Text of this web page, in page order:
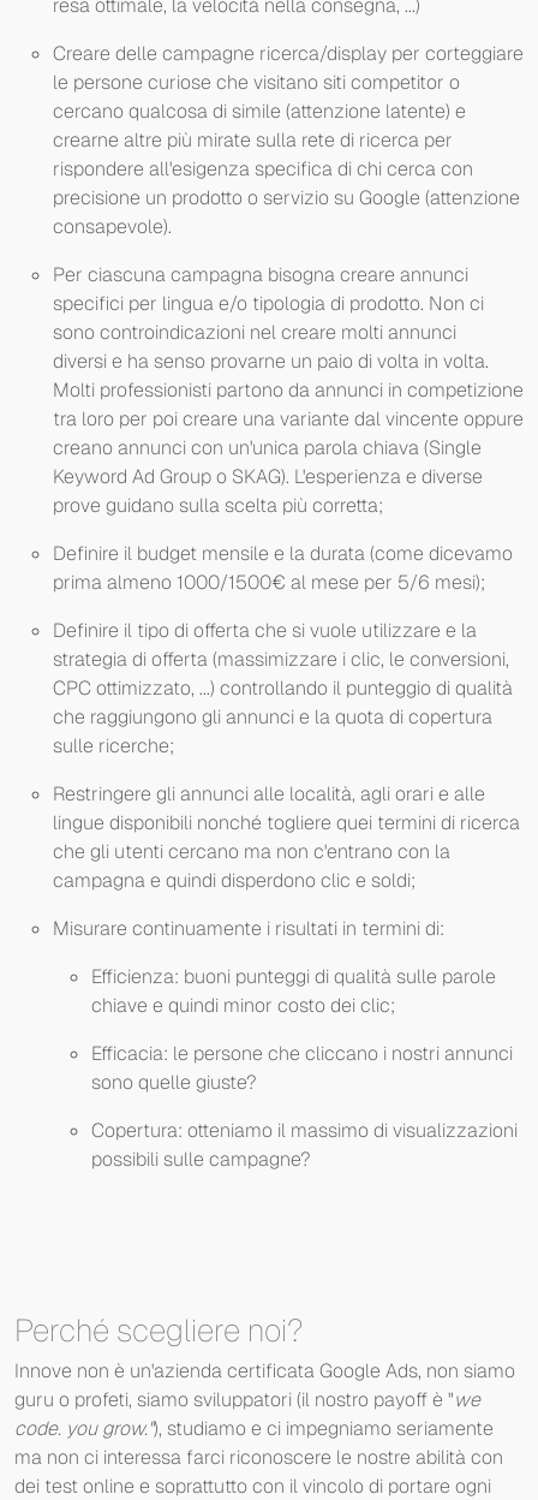
resa ottimale, la velocità nella consegna, ...)
Creare delle campagne ricerca/display per corteggiare
le persone curiose che visitano siti competitor o
cercano qualcosa di simile (attenzione latente) e
crearne altre più mirate sulla rete di ricerca per
rispondere all'esigenza specifica di chi cerca con
precisione un prodotto o servizio su Google (attenzione
consapevole).
Per ciascuna campagna bisogna creare annunci
specifici per lingua e/o tipologia di prodotto. Non ci
sono controindicazioni nel creare molti annunci
diversi e ha senso provarne un paio di volta in volta.
Molti professionisti partono da annunci in competizione
tra loro per poi creare una variante dal vincente oppure
creano annunci con un'unica parola chiava (Single
Keyword Ad Group o SKAG). L'esperienza e diverse
prove guidano sulla scelta più corretta;
Definire il budget mensile e la durata (come dicevamo
prima almeno 1000/1500€ al mese per 5/6 mesi);
Definire il tipo di offerta che si vuole utilizzare e la
strategia di offerta (massimizzare i clic, le conversioni,
CPC ottimizzato, ...) controllando il punteggio di qualità
che raggiungono gli annunci e la quota di copertura
sulle ricerche;
Restringere gli annunci alle località, agli orari e alle
lingue disponibili nonché togliere quei termini di ricerca
che gli utenti cercano ma non c'entrano con la
campagna e quindi disperdono clic e soldi;
Misurare continuamente i risultati in termini di:
Efficienza: buoni punteggi di qualità sulle parole
chiave e quindi minor costo dei clic;
Efficacia: le persone che cliccano i nostri annunci
sono quelle giuste?
Copertura: otteniamo il massimo di visualizzazioni
possibili sulle campagne?
Perché scegliere noi?
Innove non è un'azienda certificata Google Ads, non siamo
guru o profeti, siamo sviluppatori (il nostro payoff è "we
code. you grow."), studiamo e ci impegniamo seriamente
ma non ci interessa farci riconoscere le nostre abilità con
dei test online e soprattutto con il vincolo di portare ogni